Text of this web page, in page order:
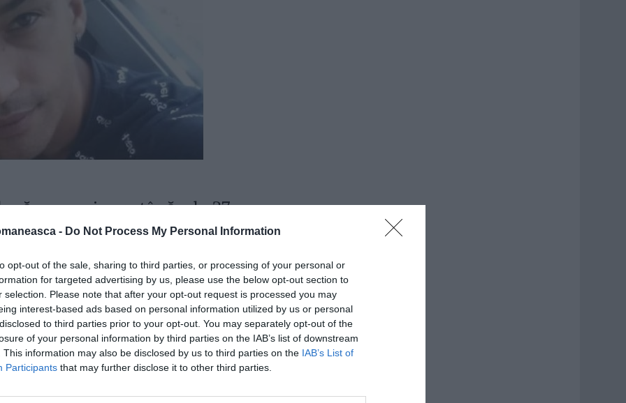
- Do Not Process My Personal Information
opt-out of the sale, sharing to third parties, or processing of your personal or
for targeted advertising by us, please use the below opt-out section to
selection. Please note that after your opt-out request is processed you may
interest-based ads based on personal information utilized by us or personal
to third parties prior to your opt-out. You may separately opt-out of the
of your personal information by third parties on the IAB’s list of downstream
This information may also be disclosed by us to third parties on the IAB’s List of
Participants that may further disclose it to other third parties.
ce a ucis un tânăr de 27
Nadoleanu, în vârstă de 21 de ani, la 14
și port ilegal de cuțit, recunoscând